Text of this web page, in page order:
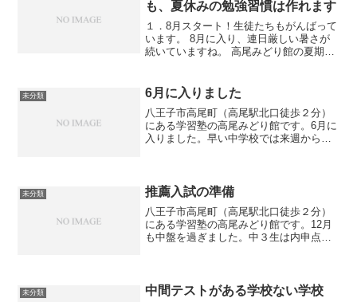
も、夏休みの勉強習慣は作れます
１．8月スタート！生徒たちもがんばって
います。 8月に入り、連日厳しい暑さが
続いていますね。 高尾みどり館の夏期講
達と遊びに行ったりしたいはずの夏休
み。 そんな誘惑がた...
未分類 6月に入りました
八王子市高尾町（高尾駅北口徒歩２分）
にある学習塾の高尾みどり館です。6月に
入りました。早い中学校では来週から定
もいます。1学期は定期...
未分類 推薦入試の準備
八王子市高尾町（高尾駅北口徒歩２分）
にある学習塾の高尾みどり館です。12月
も中盤を過ぎました。中３生は内申点が
試を受ける生徒は作文や...
未分類 中間テストがある学校ない学校